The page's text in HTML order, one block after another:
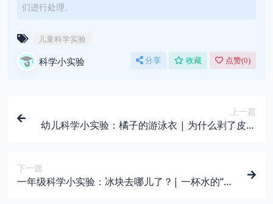
们进行处理。
儿童科学实验
科学小实验 分享 收藏 点赞(0)
上一篇
幼儿科学小实验：橘子的游泳衣 | 为什么剥了皮的
下一篇
一年级科学小实验：冰块去哪儿了？| 一杯水的“变